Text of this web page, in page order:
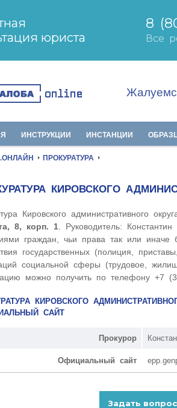
ИНСТРУКЦИИ ИНСТАНЦИИ
ПРОКУРАТУРА
КИРОВСКОГО
Кировского административного
8, корп. 1 . Руководитель:
граждан, чьи права так или
государственных (полиция,
социальной сферы (трудовое,
можно получить по телефону +7
КИРОВСКОГО
САЙТ
Прокурор
Официальный сайт